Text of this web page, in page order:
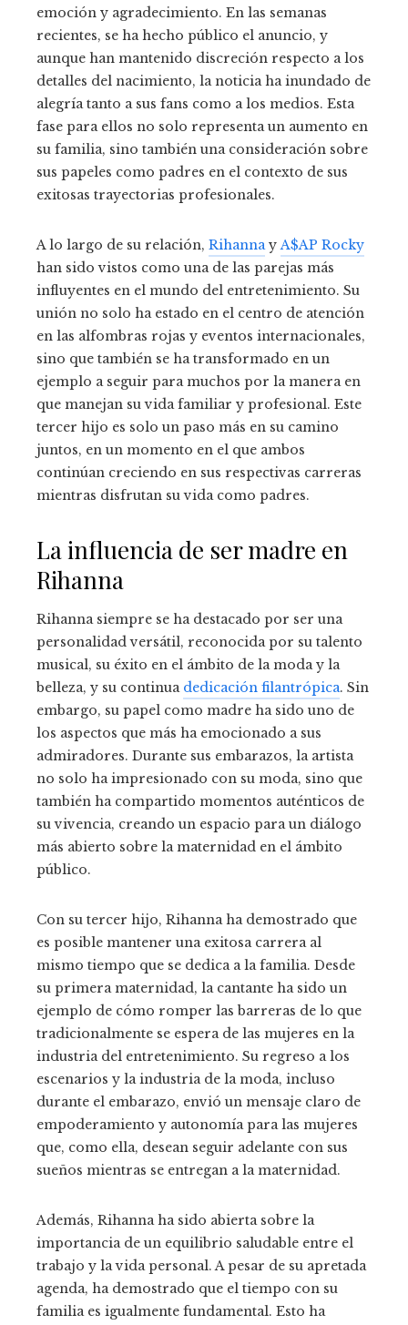
emoción y agradecimiento. En las semanas
recientes, se ha hecho público el anuncio, y
aunque han mantenido discreción respecto a los
detalles del nacimiento, la noticia ha inundado de
alegría tanto a sus fans como a los medios. Esta
fase para ellos no solo representa un aumento en
su familia, sino también una consideración sobre
sus papeles como padres en el contexto de sus
exitosas trayectorias profesionales.
A lo largo de su relación, RihannayA$AP Rocky
han sido vistos como una de las parejas más
influyentes en el mundo del entretenimiento. Su
unión no solo ha estado en el centro de atención
en las alfombras rojas y eventos internacionales,
sino que también se ha transformado en un
ejemplo a seguir para muchos por la manera en
que manejan su vida familiar y profesional. Este
tercer hijo es solo un paso más en su camino
juntos, en un momento en el que ambos
continúan creciendo en sus respectivas carreras
mientras disfrutan su vida como padres.
La influencia de ser madre en
Rihanna
Rihanna siempre se ha destacado por ser una
personalidad versátil, reconocida por su talento
musical, su éxito en el ámbito de la moda y la
belleza, y su continua dedicación filantrópica. Sin
embargo, su papel como madre ha sido uno de
los aspectos que más ha emocionado a sus
admiradores. Durante sus embarazos, la artista
no solo ha impresionado con su moda, sino que
también ha compartido momentos auténticos de
su vivencia, creando un espacio para un diálogo
más abierto sobre la maternidad en el ámbito
público.
Con su tercer hijo, Rihanna ha demostrado que
es posible mantener una exitosa carrera al
mismo tiempo que se dedica a la familia. Desde
su primera maternidad, la cantante ha sido un
ejemplo de cómo romper las barreras de lo que
tradicionalmente se espera de las mujeres en la
industria del entretenimiento. Su regreso a los
escenarios y la industria de la moda, incluso
durante el embarazo, envió un mensaje claro de
empoderamiento y autonomía para las mujeres
que, como ella, desean seguir adelante con sus
sueños mientras se entregan a la maternidad.
Además, Rihanna ha sido abierta sobre la
importancia de un equilibrio saludable entre el
trabajo y la vida personal. A pesar de su apretada
agenda, ha demostrado que el tiempo con su
familia es igualmente fundamental. Esto ha